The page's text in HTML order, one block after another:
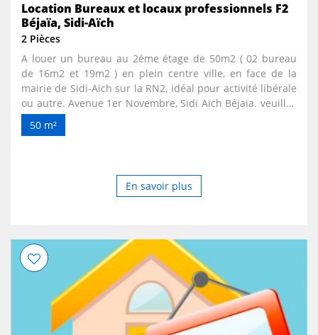
Location Bureaux et locaux professionnels F2
Béjaïa, Sidi-Aïch
2 Pièces
A louer un bureau au 2éme étage de 50m2 ( 02 bureau
de 16m2 et 19m2 ) en plein centre ville, en face de la
mairie de Sidi-Aich sur la RN2, idéal pour activité libérale
ou autre. Avenue 1er Novembre, Sidi Aich Béjaia. veuillez
me contacter au : 0550531540.
50 m²
En savoir plus